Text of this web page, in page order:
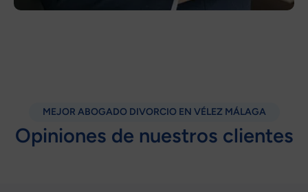
MEJOR ABOGADO DIVORCIO EN VÉLEZ MÁLAGA
Opiniones de nuestros clientes